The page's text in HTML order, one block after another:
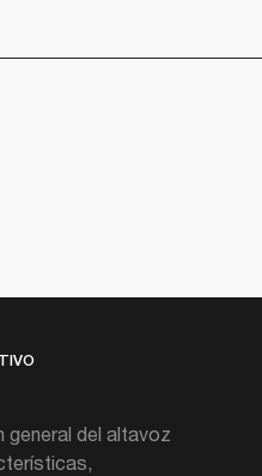
general del altavoz